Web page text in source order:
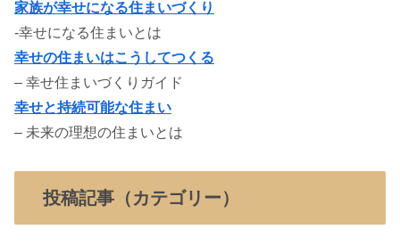
家族が幸せになる住まいづくり
-幸せになる住まいとは
幸せの住まいはこうしてつくる
– 幸せ住まいづくりガイド
幸せと持続可能な住まい
– 未来の理想の住まいとは
投稿記事（カテゴリー）